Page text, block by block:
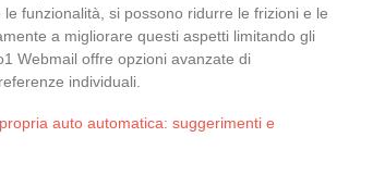
funzionalità, si possono ridurre le frizioni e le
a migliorare questi aspetti limitando gli
Webmail offre opzioni avanzate di
individuali.
auto automatica: suggerimenti e